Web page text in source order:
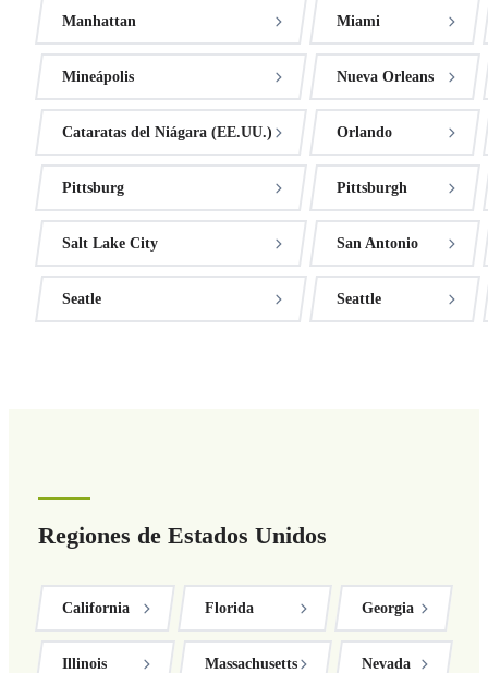
Manhattan Miami
Mineápolis Nueva Orleans
Cataratas del Niágara (EE.UU.) Orlando
Pittsburg Pittsburgh
Salt Lake City San Antonio
Seatle Seattle
Regiones de Estados Unidos
California Florida Georgia
Illinois Massachusetts Nevada